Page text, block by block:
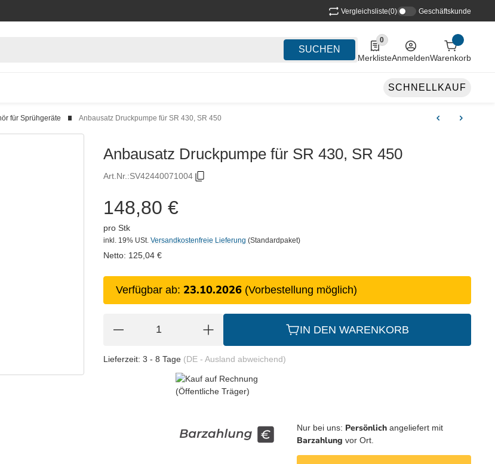
Vergleichsliste(0) Geschäftskunde
SUCHEN
0
0 Produkte in der Liste
MerklisteAnmeldenWarenkorb
SCHNELLKAUF
für Sprühgeräte Anbausatz Druckpumpe für SR 430, SR 450
Anbausatz Druckpumpe für SR 430, SR 450
Art.Nr.:SV42440071004
148,80 €
pro Stk
inkl. 19% USt. Versandkostenfreie Lieferung (Standardpaket)
Netto: 125,04 €
Verfügbar ab: 23.10.2026 (Vorbestellung möglich)
IN DEN WARENKORB
Lieferzeit: 3 - 8 Tage (DE - Ausland abweichend)
Nur bei uns: Persönlich angeliefert mit
Barzahlung vor Ort.